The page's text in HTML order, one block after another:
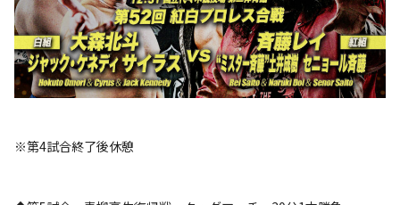
※第4試合終了後休憩